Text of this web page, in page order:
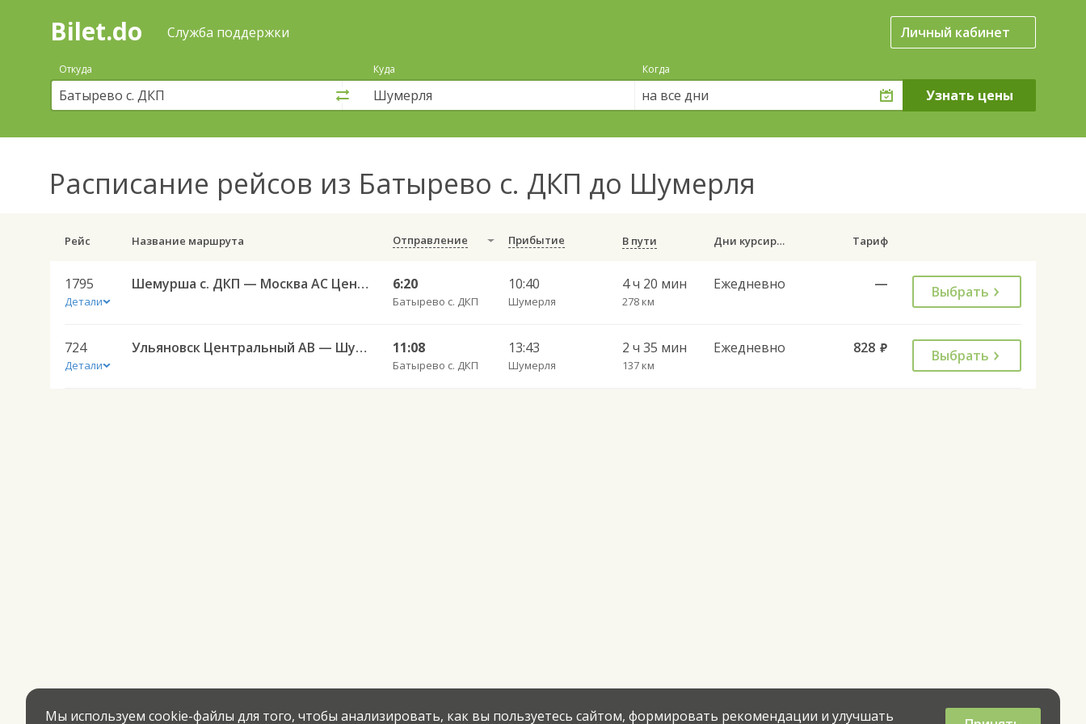
Поиск
покупка
билетов
автобус
онлайн
Bilet.do Служба поддержки Личный кабинет
Откуда Куда Когда
на все дни
Расписание рейсов из Батырево с. ДКП до Шумерля
Рейс Название маршрута Отправление Прибытие В пути Дни курсирования Тариф
1795
Детали
Шемурша с. ДКП — Москва АС Центральная 1795 6:20
Батырево с. ДКП
10:40
Шумерля
4 ч 20 мин
278 км
Ежедневно — Выбрать
724
Детали
Ульяновск Центральный АВ — Шумерля г. ДКП 724 11:08
Батырево с. ДКП
13:43
Шумерля
2 ч 35 мин
137 км
Ежедневно 828 руб. Выбрать
Мы используем cookie-файлы для того, чтобы анализировать, как вы пользуетесь сайтом, формировать рекомендации и улучшать